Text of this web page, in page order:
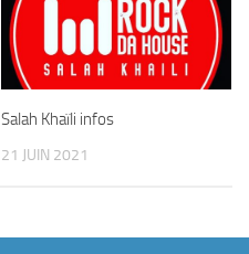
Salah Khaïli infos
21 JUIN 2021